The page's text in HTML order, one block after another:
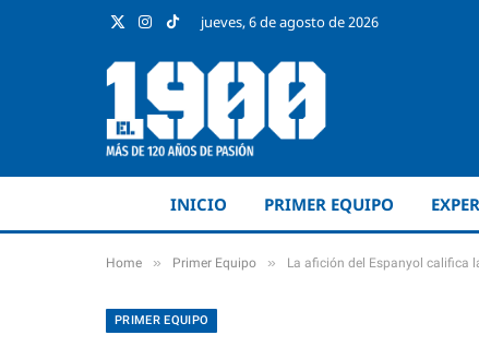
X
Instagram
TikTokjueves, 6 de agosto de 2026
INICIO PRIMER EQUIPO
Home » Primer Equipo » La afición del Espanyol califica
PRIMER EQUIPO